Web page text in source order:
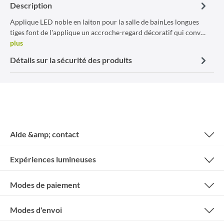
Description
Applique LED noble en laiton pour la salle de bainLes longues
tiges font de l'applique un accroche-regard décoratif qui conv…
plus
Détails sur la sécurité des produits
Aide &amp; contact
Expériences lumineuses
Modes de paiement
Modes d'envoi